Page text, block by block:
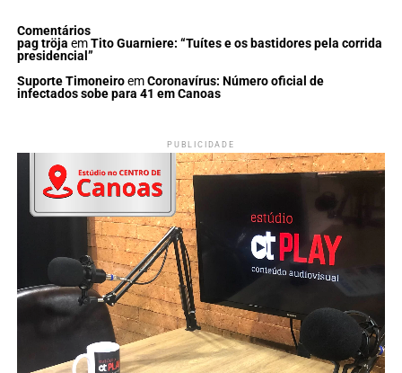
Comentários
pag tröja emTito Guarniere: “Tuítes e os bastidores pela corrida
presidencial”
Suporte TimoneiroemCoronavírus: Número oficial de
infectados sobe para 41 em Canoas
PUBLICIDADE